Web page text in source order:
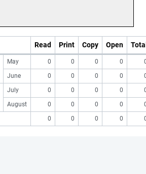
Read Print Copy Open
May 0 0 0 0
June
0 0 0 0
July 0 0 0 0
August
0 0 0 0
0 0 0 0